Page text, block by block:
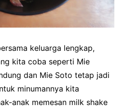
keluarga lengkap,
kita coba seperti Mie
dan Mie Soto tetap jadi
minumannya kita
anak memesan milk shake